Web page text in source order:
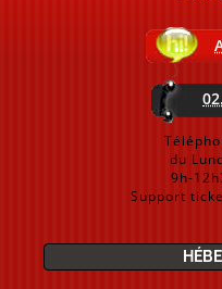
du
9h-
Support